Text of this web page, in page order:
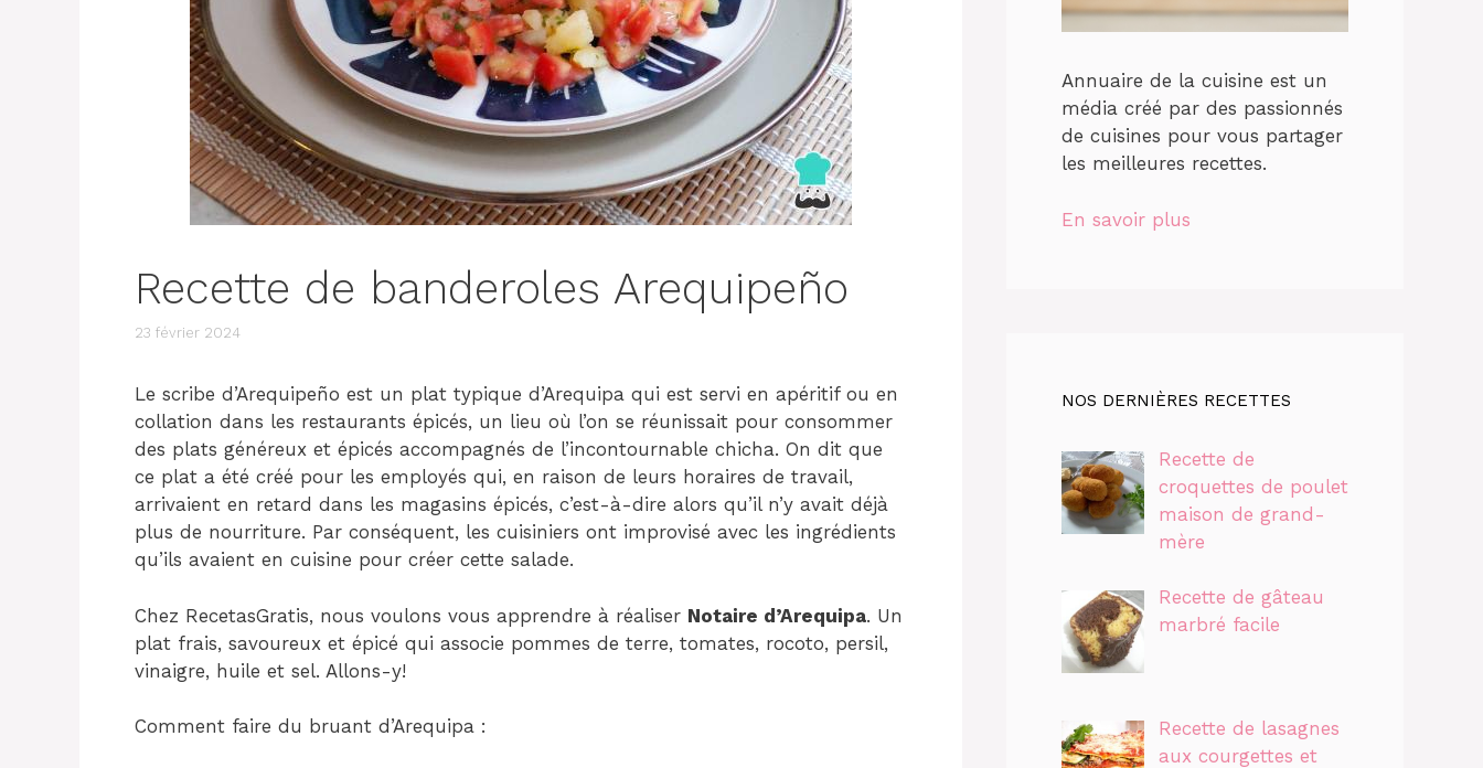
Recette de banderoles Arequipeño
23 février 2024
Le scribe d’Arequipeño est un plat typique d’Arequipa qui est servi en apéritif ou en
collation dans les restaurants épicés, un lieu où l’on se réunissait pour consommer
des plats généreux et épicés accompagnés de l’incontournable chicha. On dit que
ce plat a été créé pour les employés qui, en raison de leurs horaires de travail,
arrivaient en retard dans les magasins épicés, c’est-à-dire alors qu’il n’y avait déjà
plus de nourriture. Par conséquent, les cuisiniers ont improvisé avec les ingrédients
qu’ils avaient en cuisine pour créer cette salade.
Chez RecetasGratis, nous voulons vous apprendre à réaliser Notaire d’Arequipa. Un
plat frais, savoureux et épicé qui associe pommes de terre, tomates, rocoto, persil,
vinaigre, huile et sel. Allons-y!
Comment faire du bruant d’Arequipa :
Annuaire de la cuisine est un
média créé par des passionnés
de cuisines pour vous partager
les meilleures recettes.
En savoir plus
NOS DERNIÈRES RECETTES
Recette de
croquettes de poulet
maison de grand-
mère
Recette de gâteau
marbré facile
Recette de lasagnes
aux courgettes et